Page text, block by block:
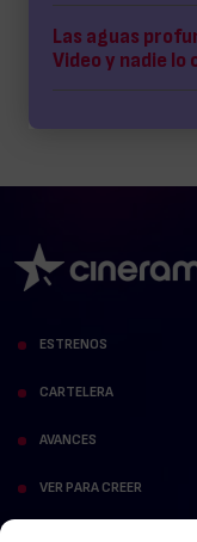
Las aguas
Video y nadie lo
ESTRENOS
CARTELERA
AVANCES
VER PARA CREER